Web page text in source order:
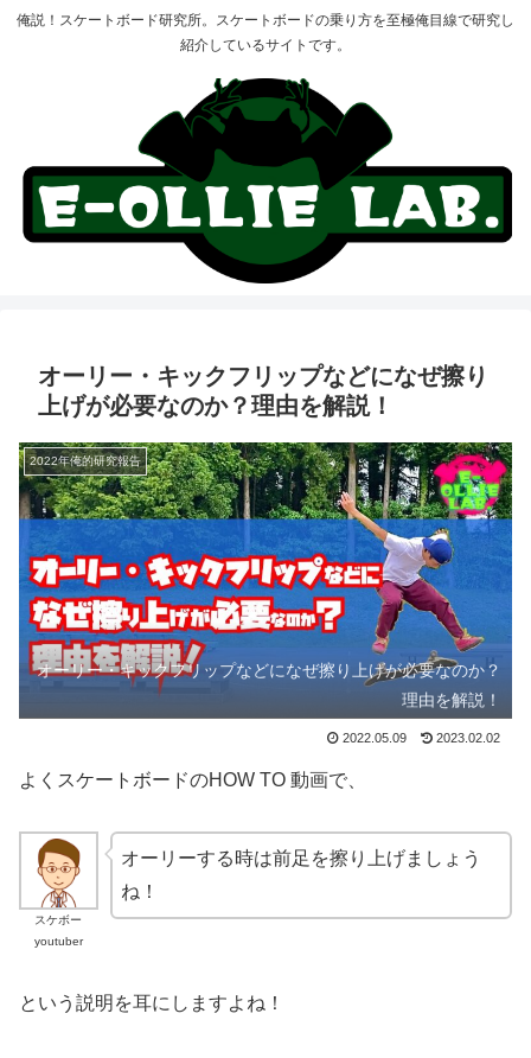
俺説！スケートボード研究所。スケートボードの乗り方を至極俺目線で研究し
紹介しているサイトです。
オーリー・キックフリップなどになぜ擦り
上げが必要なのか？理由を解説！
2022年俺的研究報告
オーリー・キックフリップなどになぜ擦り上げが必要なのか？
理由を解説！
2022.05.09 2023.02.02
よくスケートボードのHOW TO 動画で、
スケボー
youtuber
オーリーする時は前足を擦り上げましょう
ね！
という説明を耳にしますよね！